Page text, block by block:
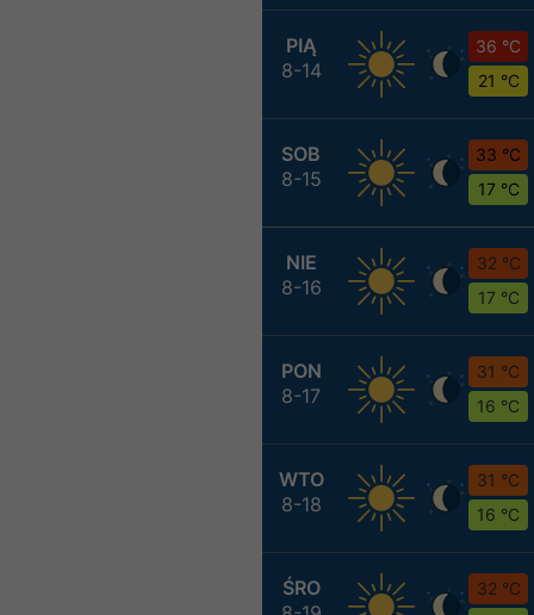
PIĄ
8-14
36 °C
21 °C
SOB
8-15
33 °C
17 °C
NIE
8-16
32 °C
17 °C
PON
8-17
31 °C
16 °C
WTO
8-18
31 °C
16 °C
ŚRO
32 °C